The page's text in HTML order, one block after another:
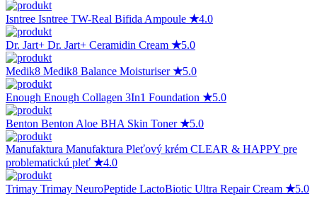
Isntree Isntree TW-Real Bifida Ampoule ★4.0
Dr. Jart+ Dr. Jart+ Ceramidin Cream ★5.0
Medik8 Medik8 Balance Moisturiser★5.0
Enough Enough Collagen 3In1 Foundation ★5.0
Benton Benton Aloe BHA Skin Toner★5.0
Manufaktura Manufaktura Pleťový krém CLEAR & HAPPY pre
problematickú pleť ★4.0
Trimay Trimay NeuroPeptide LactoBiotic Ultra Repair Cream ★5.0